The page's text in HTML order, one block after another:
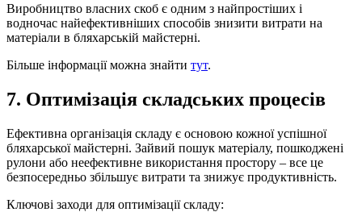
Виробництво власних скоб є одним з найпростіших і
водночас найефективніших способів знизити витрати на
матеріали в бляхарській майстерні.
Більше інформації можна знайти тут.
7. Оптимізація складських процесів
Ефективна організація складу є основою кожної успішної
бляхарської майстерні. Зайвий пошук матеріалу, пошкоджені
рулони або неефективне використання простору – все це
безпосередньо збільшує витрати та знижує продуктивність.
Ключові заходи для оптимізації складу: